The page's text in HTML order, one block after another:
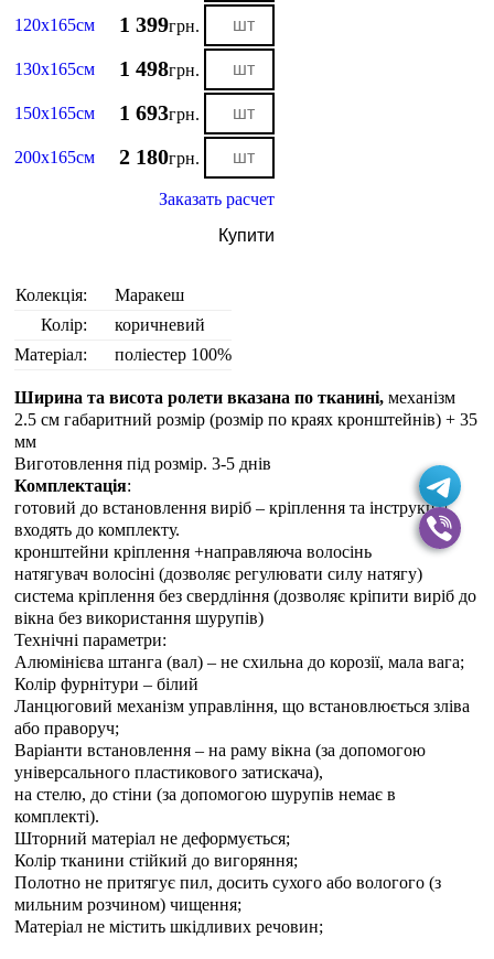
120х165см 1 399грн.
130х165см 1 498грн.
150х165см 1 693грн.
200х165см 2 180грн.
Заказать расчет
Купити
Колекція:
Маракеш
Колір:
коричневий
Матеріал:
поліестер 100%
Ширина та висота ролети вказана по тканині, механізм
2.5 см габаритний розмір (розмір по краях кронштейнів) + 35
мм
Виготовлення під розмір. 3-5 днiв
Комплектація:
готовий до встановлення виріб – кріплення та інструкція
входять до комплекту.
кронштейни кріплення +направляюча волосінь
натягувач волосіні (дозволяє регулювати силу натягу)
система кріплення без свердління (дозволяє кріпити виріб до
вікна без використання шурупів)
Технічні параметри:
Алюмінієва штанга (вал) – не схильна до корозії, мала вага;
Колір фурнітури – білий
Ланцюговий механізм управління, що встановлюється зліва
або праворуч;
Варіанти встановлення – на раму вікна (за допомогою
універсального пластикового затискача),
на стелю, до стіни (за допомогою шурупів немає в
комплекті).
Шторний матеріал не деформується;
Колір тканини стійкий до вигоряння;
Полотно не притягує пил, досить сухого або вологого (з
мильним розчином) чищення;
Матеріал не містить шкідливих речовин;